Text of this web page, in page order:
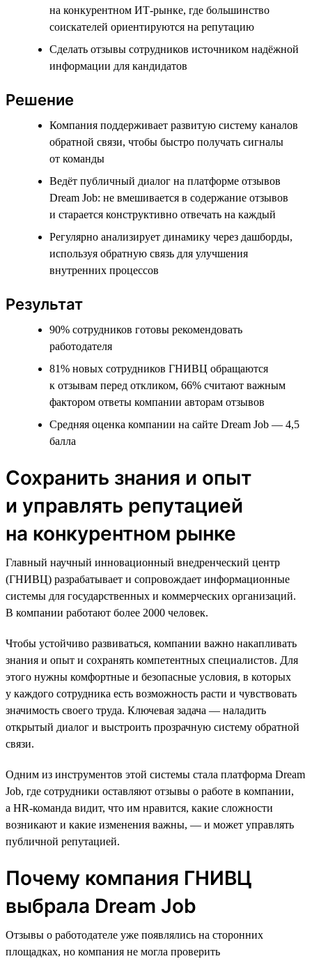
на конкурентном ИТ-рынке, где большинство
соискателей ориентируются на репутацию
Сделать отзывы сотрудников источником надёжной
информации для кандидатов
Решение
Компания поддерживает развитую систему каналов
обратной связи, чтобы быстро получать сигналы
от команды
Ведёт публичный диалог на платформе отзывов
Dream Job: не вмешивается в содержание отзывов
и старается конструктивно отвечать на каждый
Регулярно анализирует динамику через дашборды,
используя обратную связь для улучшения
внутренних процессов
Результат
90% сотрудников готовы рекомендовать
работодателя
81% новых сотрудников ГНИВЦ обращаются
к отзывам перед откликом, 66% считают важным
фактором ответы компании авторам отзывов
Средняя оценка компании на сайте Dream Job — 4,5
балла
Сохранить знания и опыт
и управлять репутацией
на конкурентном рынке
Главный научный инновационный внедренческий центр
(ГНИВЦ) разрабатывает и сопровождает информационные
системы для государственных и коммерческих организаций.
В компании работают более 2000 человек.
Чтобы устойчиво развиваться, компании важно накапливать
знания и опыт и сохранять компетентных специалистов. Для
этого нужны комфортные и безопасные условия, в которых
у каждого сотрудника есть возможность расти и чувствовать
значимость своего труда. Ключевая задача — наладить
открытый диалог и выстроить прозрачную систему обратной
связи.
Одним из инструментов этой системы стала платформа Dream
Job, где сотрудники оставляют отзывы о работе в компании,
а HR-команда видит, что им нравится, какие сложности
возникают и какие изменения важны, — и может управлять
публичной репутацией.
Почему компания ГНИВЦ
выбрала Dream Job
Отзывы о работодателе уже появлялись на сторонних
площадках, но компания не могла проверить